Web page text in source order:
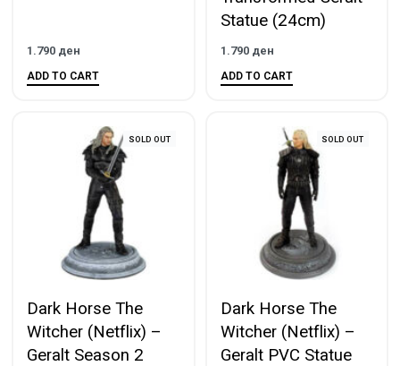
1.790 ден
ADD TO CART
Statue (24cm)
1.790 ден
ADD TO CART
SOLD OUT
Dark Horse The
Witcher (Netflix) –
Geralt Season 2
SOLD OUT
Dark Horse The
Witcher (Netflix) –
Geralt PVC Statue